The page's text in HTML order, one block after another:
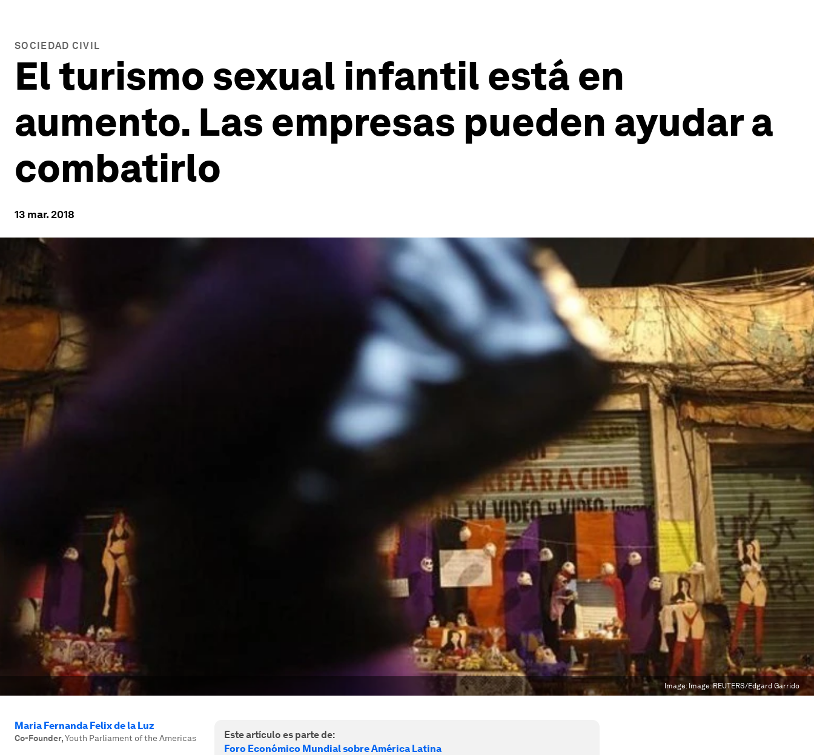
SOCIEDAD CIVIL
El turismo sexual infantil está en
aumento. Las empresas pueden ayudar a
combatirlo
13 mar. 2018
Image: Image: REUTERS/Edgard Garrido
Maria Fernanda Felix de la Luz
Co-Founder,Youth Parliament of the Americas
Este artículo es parte de:
Foro Económico Mundial sobre América Latina